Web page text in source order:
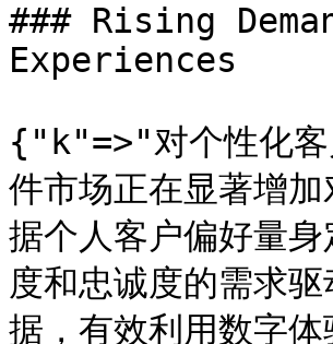
### Rising
Experiences
{"k"=>"对个性化
件市场正在显著增
据个人客户偏好量
度和忠诚度的需求
据，有效利用数字